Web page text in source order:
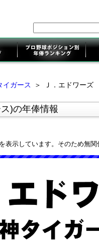
イガース ＞ Ｊ．エドワーズ
)の年俸情報
示しています。そのため無関